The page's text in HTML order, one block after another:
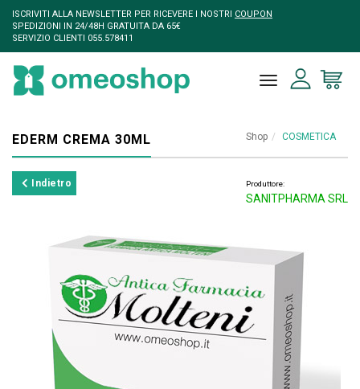
ISCRIVITI ALLA NEWSLETTER PER RICEVERE I NOSTRI COUPON
SPEDIZIONI IN 24/48H GRATUITA DA 65€
SERVIZIO CLIENTI 055.578411
toggle
Shop COSMETICA
EDERM CREMA 30ML
Indietro Produttore:
SANITPHARMA SRL